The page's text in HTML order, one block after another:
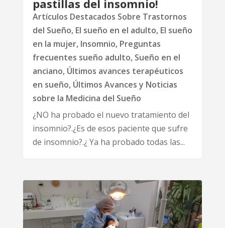
pastillas del insomnio!
Artículos Destacados Sobre Trastornos
del Sueño, El sueño en el adulto, El sueño
en la mujer, Insomnio, Preguntas
frecuentes sueño adulto, Sueño en el
anciano, Últimos avances terapéuticos
en sueño, Últimos Avances y Noticias
sobre la Medicina del Sueño
¿NO ha probado el nuevo tratamiento del
insomnio?.¿Es de esos paciente que sufre
de insomnio?.¿ Ya ha probado todas las...